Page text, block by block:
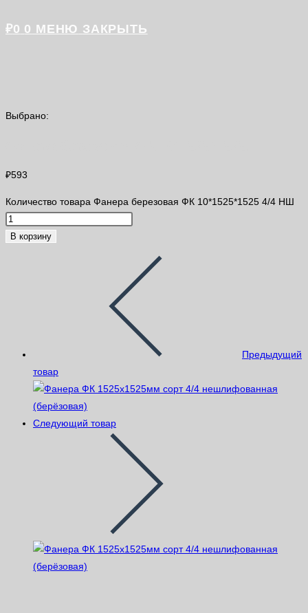
₽0 0 МЕНЮ ЗАКРЫТЬ
Выбрано:
₽593
Количество товара Фанера березовая ФК 10*1525*1525 4/4 НШ
В корзину
Предыдущий
товар
Следующий товар